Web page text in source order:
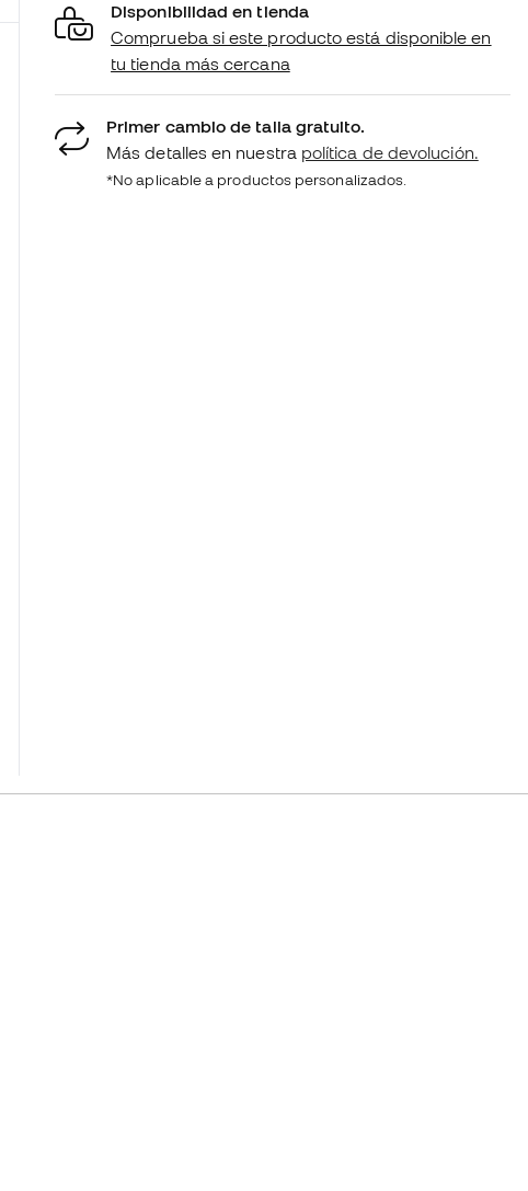
Disponibilidad en tienda
Comprueba si este producto está disponible en
tu tienda más cercana
Primer cambio de talla gratuito.
Más detalles en nuestra política de devolución.
*No aplicable a productos personalizados.